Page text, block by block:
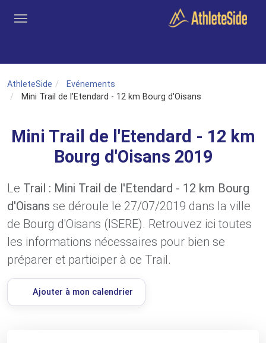
AthleteSide
Evénements
Mini Trail de l'Etendard - 12 km Bourg d'Oisans
Mini Trail de l'Etendard - 12 km
Bourg d'Oisans 2019
Le Trail : Mini Trail de l'Etendard - 12 km Bourg
d'Oisans se déroule le 27/07/2019 dans la ville
de Bourg d'Oisans (ISERE). Retrouvez ici toutes
les informations nécessaires pour bien se
préparer et participer à ce Trail.
Ajouter à mon calendrier